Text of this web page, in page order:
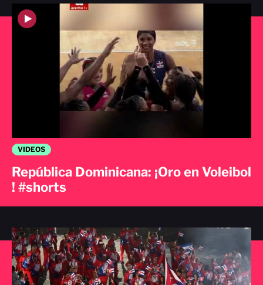
VIDEOS
República Dominicana: ¡Oro en Voleibol
! #shorts